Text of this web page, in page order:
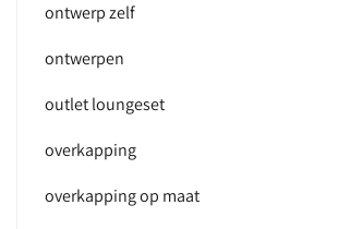
ontwerp zelf
ontwerpen
outlet loungeset
overkapping
overkapping op maat